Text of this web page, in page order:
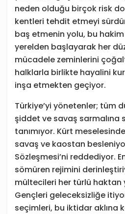
neden olduğu birçok risk
kentleri tehdit etmeyi
baş etmenin yolu, bu hakim
yerelden başlayarak her
mücadele zeminlerini
halklarla birlikte hayalini
inşa etmekten geçiyor.
Türkiye’yi yönetenler; tüm
şiddet ve savaş sarmalına
tanımıyor. Kürt
savaş ve kaostan
Sözleşmesi’ni reddediyor.
sömüren rejimini
mültecileri her türlü haktan
Gençleri geleceksizliğe
seçimleri, bu iktidar aklına